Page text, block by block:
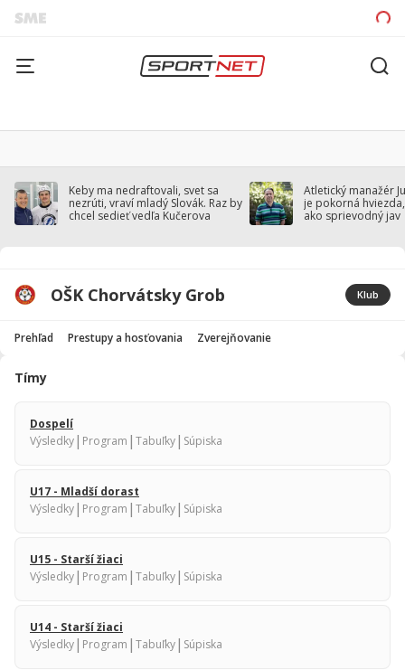
Keby ma nedraftovali, svet sa
nezrúti, vraví mladý Slovák. Raz by
chcel sedieť vedľa Kučerova
Atletický manažér
je pokorná
ako sprievodný jav
OŠK Chorvátsky Grob Klub
Prehľad Prestupy a hosťovania Zverejňovanie
Tímy
Dospelí
Výsledky| Program | Tabuľky| Súpiska
U17 - Mladší dorast
Výsledky| Program | Tabuľky| Súpiska
U15 - Starší žiaci
Výsledky| Program | Tabuľky| Súpiska
U14 - Starší žiaci
Výsledky| Program | Tabuľky| Súpiska